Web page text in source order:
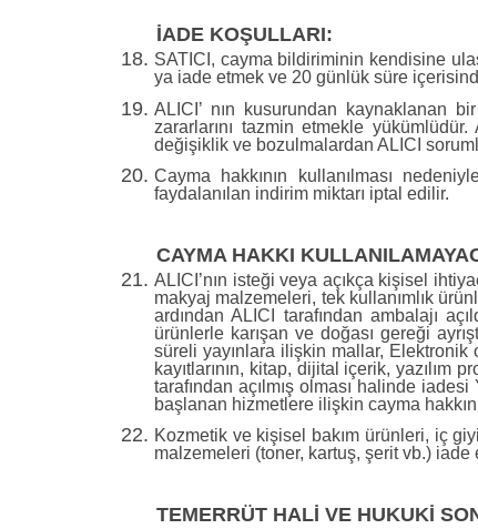
İADE KOŞULLARI:
SATICI, cayma bildiriminin kendisine
ya iade etmek ve 20 günlük süre
ALICI’ nın kusurundan kaynaklanan
zararlarını tazmin etmekle
değişiklik ve bozulmalardan ALICI
Cayma hakkının kullanılması
faydalanılan indirim miktarı iptal edilir.
CAYMA HAKKI
ALICI’nın isteği veya açıkça kişisel
makyaj malzemeleri, tek kullanımlık
ardından ALICI tarafından ambalajı
ürünlerle karışan ve doğası gereği
süreli yayınlara ilişkin mallar,
kayıtlarının, kitap, dijital içerik, yazılım
tarafından açılmış olması halinde
başlanan hizmetlere ilişkin cayma
Kozmetik ve kişisel bakım ürünleri, iç
malzemeleri (toner, kartuş, şerit vb.) iade
TEMERRÜT HALİ VE HUKUKİ